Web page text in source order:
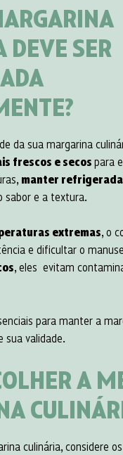
DEVE SER
da sua margarina
frescos e secos para
manter
sabor e a textura.
extremas, o
e dificultar o
, eles evitam
para manter a
validade.
A
culinária, considere